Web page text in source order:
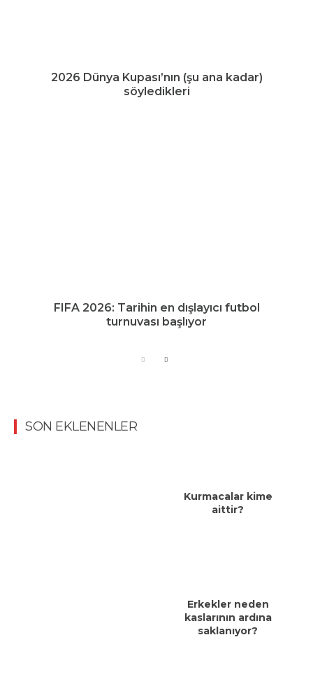
2026 Dünya Kupası’nın (şu ana kadar)
söyledikleri
FIFA 2026: Tarihin en dışlayıcı futbol
turnuvası başlıyor
SON EKLENENLER
Kurmacalar kime
aittir?
Erkekler neden
kaslarının ardına
saklanıyor?